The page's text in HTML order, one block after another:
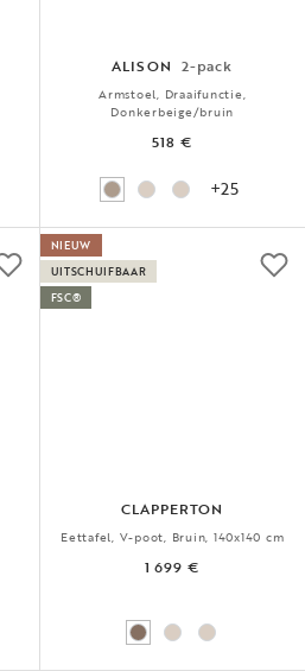
ALISON 2-pack
Armstoel, Draaifunctie,
Donkerbeige/bruin
518 €
+25
CLAPPERTON
Eettafel, V-poot, Bruin, 140x140 cm
1 699 €
NIEUW
UITSCHUIFBAAR
FSC®